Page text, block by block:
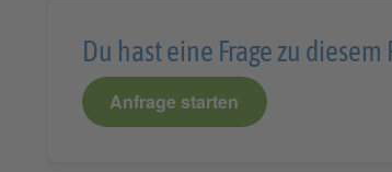
Du hast eine Frage zu diesem
Anfrage starten